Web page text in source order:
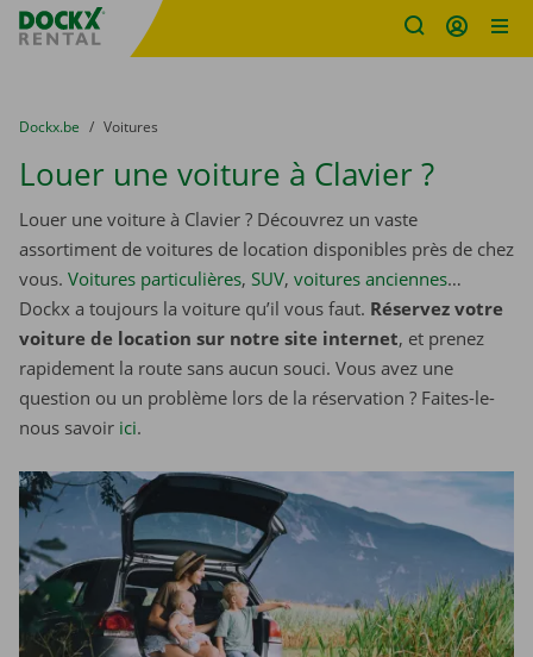
sitename
You are here:
du
Dockx.be to
Voitures
Louer une voiture à Clavier ?
Louer une voiture à Clavier ? Découvrez un vaste
assortiment de voitures de location disponibles près de chez
vous. Voitures particulières, SUV, voitures anciennes…
Dockx a toujours la voiture qu’il vous faut. Réservez votre
voiture de location sur notre site internet, et prenez
rapidement la route sans aucun souci. Vous avez une
question ou un problème lors de la réservation ? Faites-le-
nous savoir ici.